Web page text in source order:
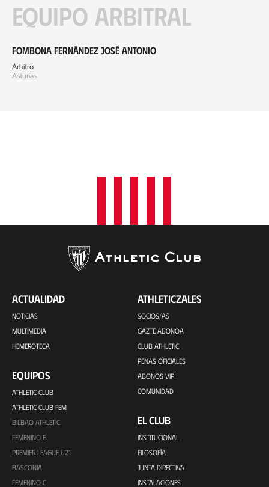
Equipo arbitral
Fombona Fernández José Antonio
Árbitro
Asturias
ACTUALIDAD
NOTICIAS
MULTIMEDIA
HEMEROTECA
EQUIPOS
ATHLETIC CLUB
ATHLETIC CLUB FEM
BILBAO ATHLETIC
FEMENINO B
PREMIER LEAGUE U21
BASCONIA
FEMENINO C
ATHLETICZALES
SOCIOS/AS
GAZTE ABONOA
CLUB ATHLETIC
PEÑAS OFICIALES
ABONOS VIP
COMUNIDAD
EL CLUB
INSTITUCIONAL
FILOSOFÍA
JUNTA DIRECTIVA
INSTALACIONES